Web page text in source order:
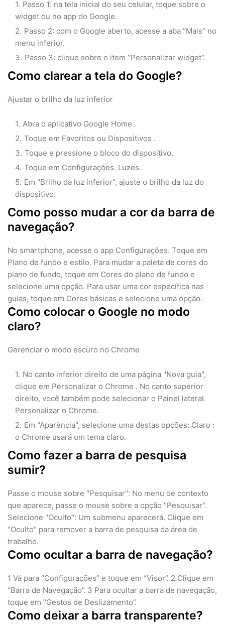
Passo 1: na tela inicial do seu celular, toque sobre o
widget ou no app do Google.
Passo 2: com o Google aberto, acesse a aba “Mais” no
menu inferior.
Passo 3: clique sobre o item “Personalizar widget”.
Como clarear a tela do Google?
Ajustar o brilho da luz inferior
Abra o aplicativo Google Home .
Toque em Favoritos ou Dispositivos .
Toque e pressione o bloco do dispositivo.
Toque em Configurações. Luzes.
Em "Brilho da luz inferior", ajuste o brilho da luz do
dispositivo.
Como posso mudar a cor da barra de
navegação?
No smartphone, acesse o app Configurações. Toque em
Plano de fundo e estilo. Para mudar a paleta de cores do
plano de fundo, toque em Cores do plano de fundo e
selecione uma opção. Para usar uma cor específica nas
guias, toque em Cores básicas e selecione uma opção.
Como colocar o Google no modo
claro?
Gerenciar o modo escuro no Chrome
No canto inferior direito de uma página "Nova guia",
clique em Personalizar o Chrome . No canto superior
direito, você também pode selecionar o Painel lateral.
Personalizar o Chrome.
Em "Aparência", selecione uma destas opções: Claro :
o Chrome usará um tema claro.
Como fazer a barra de pesquisa
sumir?
Passe o mouse sobre "Pesquisar": No menu de contexto
que aparece, passe o mouse sobre a opção "Pesquisar".
Selecione "Oculto": Um submenu aparecerá. Clique em
"Oculto" para remover a barra de pesquisa da área de
trabalho.
Como ocultar a barra de navegação?
1 Vá para “Configurações” e toque em “Visor”. 2 Clique em
“Barra de Navegação”. 3 Para ocultar a barra de navegação,
toque em “Gestos de Deslizamento”.
Como deixar a barra transparente?